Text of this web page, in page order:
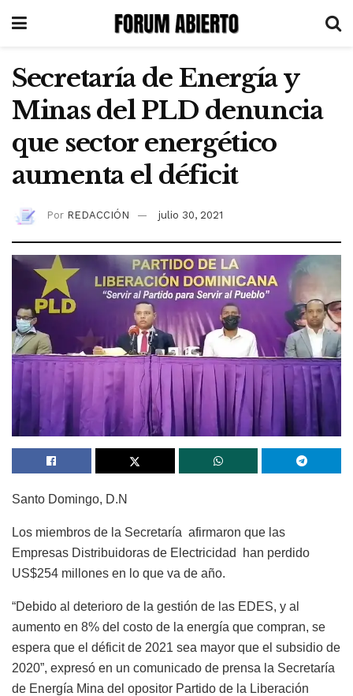
Secretaría de Energía y
Minas del PLD denuncia
que sector energético
aumenta el déficit
Por REDACCIÓN julio 30, 2021
Santo Domingo, D.N
Los miembros de la Secretaría afirmaron que las
Empresas Distribuidoras de Electricidad han perdido
US$254 millones en lo que va de año.
“Debido al deterioro de la gestión de las EDES, y al
aumento en 8% del costo de la energía que compran, se
espera que el déficit de 2021 sea mayor que el subsidio de
2020”, expresó en un comunicado de prensa la Secretaría
de Energía Mina del opositor Partido de la Liberación